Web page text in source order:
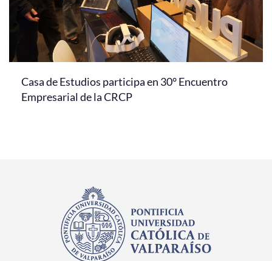
Casa de Estudios participa en 30° Encuentro
Empresarial de la CRCP